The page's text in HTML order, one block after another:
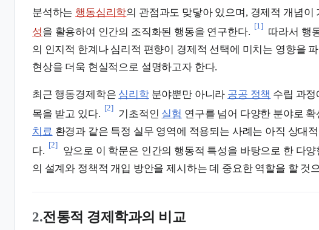
분석하는 행동심리학의 관점과도 맞닿아 있으며, 경제적 개념이
성을 활용하여 인간의 조직화된 행동을 연구한다.
[1]
따라서 행
의 인지적 한계나 심리적 편향이 경제적 선택에 미치는 영향을
현상을 더욱 현실적으로 설명하고자 한다.
최근 행동경제학은 심리학분야뿐만 아니라 공공 정책 수립 과
목을 받고 있다.
[2]
기초적인 실험 연구를 넘어 다양한 분야로
치료 환경과 같은 특정 실무 영역에 적용되는 사례는 아직 상대
다.
[2]
앞으로 이 학문은 인간의 행동적 특성을 바탕으로 한 다
의 설계와 정책적 개입 방안을 제시하는 데 중요한 역할을 할 것
2.전통적 경제학과의 비교